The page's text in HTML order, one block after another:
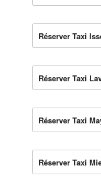
Réserver Taxi
Réserver Taxi
Réserver Taxi
Réserver Taxi